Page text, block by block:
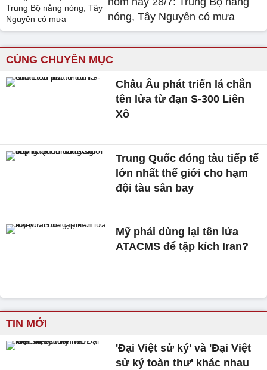
nóng, Tây Nguyên có mưa
CÙNG CHUYÊN MỤC
Châu Âu phát triển lá chắn
tên lửa từ đạn S-300 Liên
Xô
Trung Quốc đóng tàu tiếp tế
lớn nhất thế giới cho hạm
đội tàu sân bay
Mỹ phải dùng lại tên lửa
ATACMS để tập kích Iran?
TIN MỚI
'Đại Việt sử ký' và 'Đại Việt
sử ký toàn thư' khác nhau